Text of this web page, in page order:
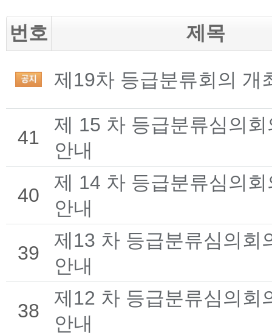
번호 제목
제19차 등급분류회의 개
41
제 15 차 등급분류심의
안내
40
제 14 차 등급분류심의
안내
39
제13 차 등급분류심의회
안내
38
제12 차 등급분류심의회
안내